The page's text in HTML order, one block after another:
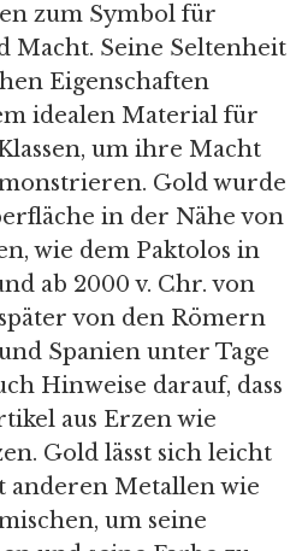
zum Symbol für
Macht. Seine Seltenheit
Eigenschaften
idealen Material für
um ihre Macht
Gold wurde
in der Nähe von
wie dem Paktolos in
ab 2000 v. Chr. von
von den Römern
Spanien unter Tage
Hinweise darauf, dass
aus Erzen wie
Gold lässt sich leicht
anderen Metallen wie
um seine